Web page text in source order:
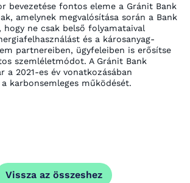
bevezetése fontos eleme a Gránit Bank
amelynek megvalósítása során a Bank
ne csak belső folyamataival
és a károsanyag-
partnereiben, ügyfeleiben is erősítse
szemléletmódot. A Gránit Bank
a 2021-es év vonatkozásában
karbonsemleges működését.
Vissza az összeshez